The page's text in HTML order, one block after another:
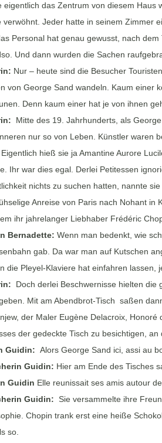
eigentlich das Zentrum von diesem
verwöhnt. Jeder hatte in seinem Zimmer
Personal hat genau gewusst, nach
Und dann wurden die Sachen
Nur – heute sind die Besucher
von George Sand wandeln. Kaum einer
Denn kaum einer hat je von ihnen
Mitte des 19. Jahrhunderts, als
nur so von Leben. Künstler waren
hieß sie ja Amantine Aurore
Ihr war dies egal. Derlei Petitessen
nichts zu suchen hatten, nannte
Anreise von Paris nach Nohant
ihr jahrelanger Liebhaber Frédéric
Bernadette: Wenn man bedenkt, wie
gab. Da war man auf Kutschen
die Pleyel-Klaviere hat einfahren lassen,
Doch derlei Beschwernisse hielten
Mit am Abendbrot-Tisch saßen
der Maler Eugène Delacroix,
der gedeckte Tisch zu besichtigen,
Guidin: Alors George Sand ici, assi au
Guidin: Hier am Ende des Tisches
Guidin Elle reunissait ses amis autour
Guidin: Sie versammelte ihre
Chopin trank erst eine heiße
so.